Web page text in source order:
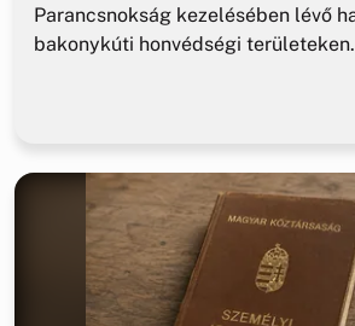
Parancsnokság kezelésében lévő
bakonykúti honvédségi területeken.